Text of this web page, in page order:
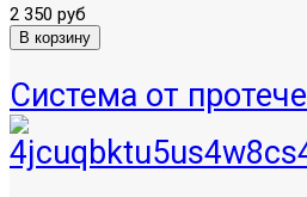
2 350 руб
Система от